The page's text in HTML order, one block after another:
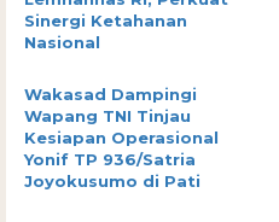
Sinergi Ketahanan
Nasional
Wakasad Dampingi
Wapang TNI Tinjau
Kesiapan Operasional
Yonif TP 936/Satria
Joyokusumo di Pati